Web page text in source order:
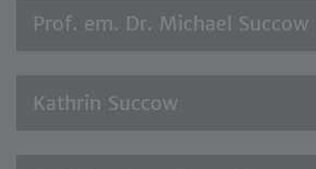
Prof. em. Dr. Michael Succow
Kathrin Succow